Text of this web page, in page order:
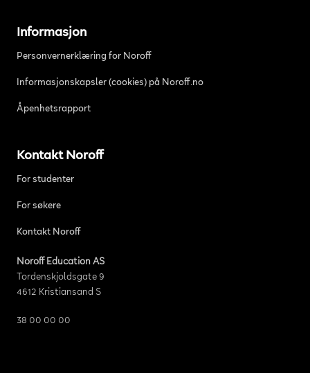
Informasjon
Personvernerklæring for Noroff
Informasjonskapsler (cookies) på Noroff.no
Åpenhetsrapport
Kontakt Noroff
For studenter
For søkere
Kontakt Noroff
Noroff Education AS
Tordenskjoldsgate 9
4612 Kristiansand S
38 00 00 00